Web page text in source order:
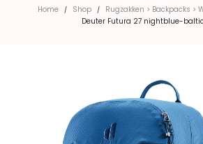
Home / Shop / Rugzakken > Backpacks >
Deuter Futura 27 nightblue-